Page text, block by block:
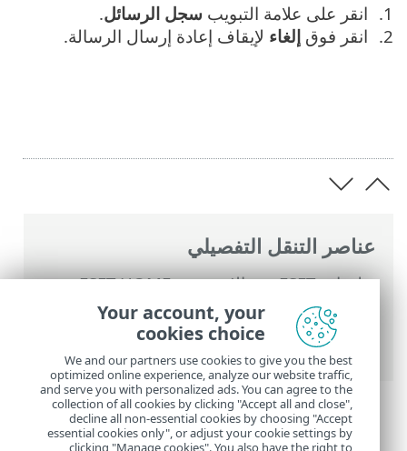
عناصر التنقل التفصيلي
تعليمات ESET عبر الإنترنت >
ESET HOME
>
العمل مع ESET HOME
>الأفراد>
المخصصة للفرد >
Anti-Theft
>الأجهزة
المحمية بواسطة Anti-Theft
> الرسائل
انقر على علامة التبويب سجل الرسائل.
انقر فوق إلغاء لإيقاف إعادة إرسال الرسالة.
Your account, your
cookies choice
We and our partners use cookies to give you the best
optimized online experience, analyze our website traffic,
and serve you with personalized ads. You can agree to the
collection of all cookies by clicking "Accept all and close",
decline all non-essential cookies by choosing "Accept
essential cookies only", or adjust your cookie settings by
clicking "Manage cookies". You also have the right to